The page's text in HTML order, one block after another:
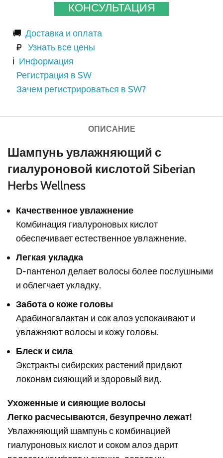
КОНСУЛЬТАЦИЯ
🚚 Доставка и оплата
₽ Узнать все цены
ℹ️ Информация
Регистрация в SW
Зачем регистрироваться в SW?
ОПИСАНИЕ
Шампунь увлажняющий с
гиалуроновой кислотой Siberian
Herbs Wellness
Качественное увлажнение
Комбинация гиалуроновых кислот
обеспечивает естественное увлажнение.
Легкая укладка
D-пантенол делает волосы более послушными
и облегчает укладку.
Забота о коже головы
Арабиногалактан и сок алоэ успокаивают и
увлажняют волосы и кожу головы.
Блеск и сила
Экстракты сибирских растений придают
локонам сияющий и здоровый вид.
Ухоженные и сияющие волосы
Легко расчесываются, безупречно лежат!
Увлажняющий шампунь с комбинацией
гиалуроновых кислот и соком алоэ дарит